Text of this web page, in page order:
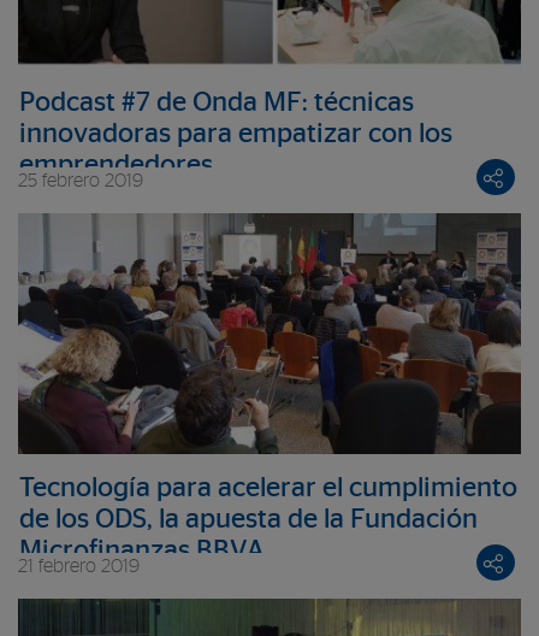
Podcast #7 de Onda MF: técnicas
innovadoras para empatizar con los
emprendedores
25 febrero 2019
Tecnología para acelerar el cumplimiento
de los ODS, la apuesta de la Fundación
Microfinanzas BBVA
21 febrero 2019